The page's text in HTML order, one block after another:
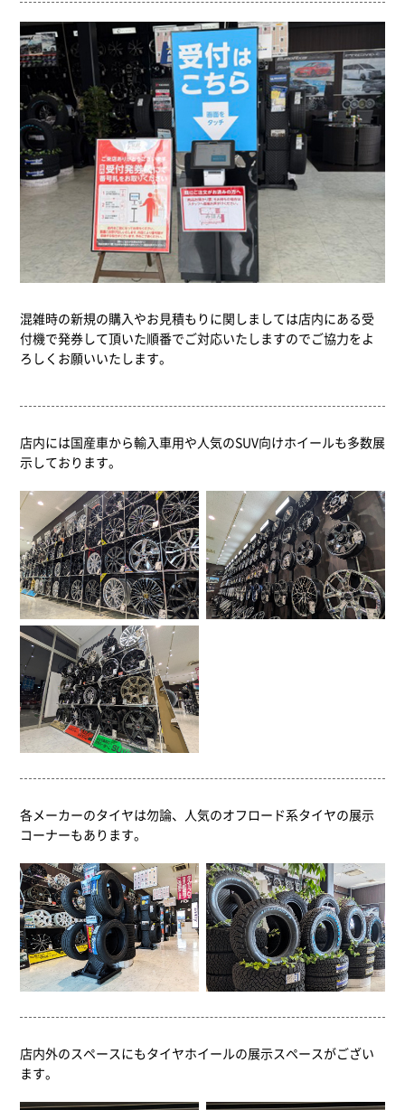
混雑時の新規の購入やお見積もりに関しましては店内にある受
付機で発券して頂いた順番でご対応いたしますのでご協力をよ
ろしくお願いいたします。
店内には国産車から輸入車用や人気のSUV向けホイールも多数展
示しております。
各メーカーのタイヤは勿論、人気のオフロード系タイヤの展示
コーナーもあります。
店内外のスペースにもタイヤホイールの展示スペースがござい
ます。